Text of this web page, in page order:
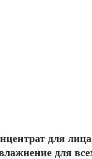
для
для